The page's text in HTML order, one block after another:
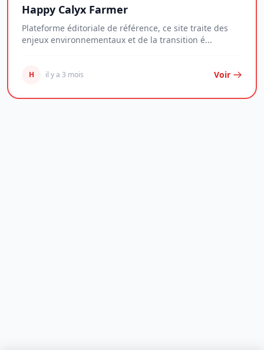
Happy Calyx Farmer
Plateforme éditoriale de référence, ce site traite des
enjeux environnementaux et de la transition é...
H il y a 3 mois Voir